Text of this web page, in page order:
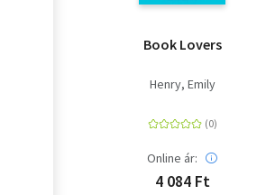
Book Lovers
Henry, Emily
Online ár:
4 084 Ft